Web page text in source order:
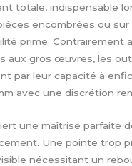
totale, indispensable
encombrées ou sur
prime. Contrairement
aux gros œuvres, les
par leur capacité à
avec une discrétion
une maîtrise parfaite
Une pointe trop
nécessitant un